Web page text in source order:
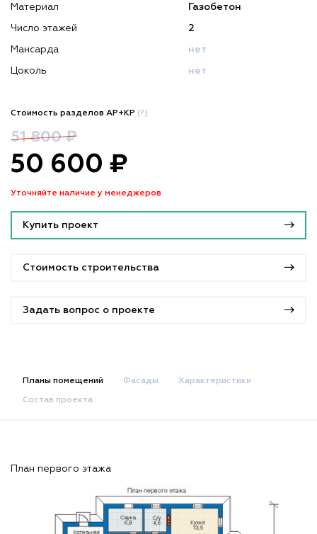
Материал Газобетон
Число этажей 2
Мансарда нет
Цоколь нет
Стоимость разделов АР+КР (?)
51 800 ₽
50 600 ₽
Уточняйте наличие у менеджеров
Купить проект
Стоимость строительства
Задать вопрос о проекте
Планы помещений Фасады Характеристики
Состав проекта
План первого этажа